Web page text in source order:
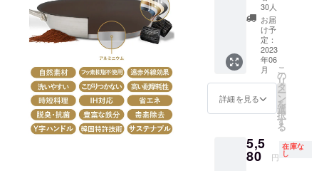
了承く
ださい
ませ。
料を合
わせた
合計金
額に対
するも
ので
す。 ※
の住所
誤記載
なった
場合、
送料を
更が加
わる場
合があ
りま
す。 ※
天変地
異、生
産、配
送状況
れる可
能性も
(送料・
消費税
込み）
となり
ます。
※商品の
色合い
は、PC
の画面
て見え
ること
がござ
ン 1個
・国内
配送料
※お届け
は6月末
頃を予
定して
おりま
す。 ※
一般販
売予定
料・消
費税込
み）
30人
お届
け予
定：
2023
年06
月
詳細を見る
こ
の
リ
タ
ー
ン
を
選
択
す
る
5,5
80 円
在庫な
し